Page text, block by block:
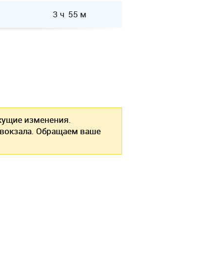
3 ч 55 м
изменения.
Обращаем ваше